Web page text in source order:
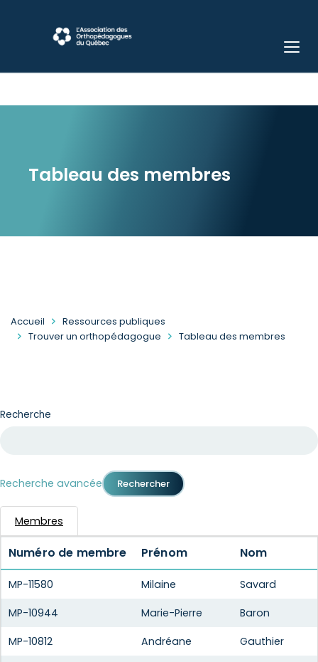
Tableau des membres
Accueil
Ressources publiques
Trouver un orthopédagogue
Tableau des membres
Recherche
Recherche avancée
Membres
Numéro de membre Prénom Nom
MP-11580 Milaine
Savard
MP-10944
Marie-Pierre
Baron
MP-10812
Andréane
Gauthier